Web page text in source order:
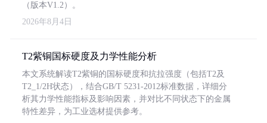
（版本V1.2）。
2026年8月4日
T2紫铜国标硬度及力学性能分析
本文系统解读T2紫铜的国标硬度和抗拉强度（包括T2及
T2_1/2H状态），结合GB/T 5231-2012标准数据，详细分
析其力学性能指标及影响因素，并对比不同状态下的金属
特性差异，为工业选材提供参考。